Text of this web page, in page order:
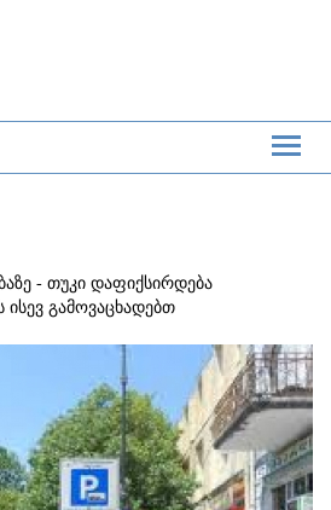
- თუკი დაფიქსირდება
ისევ გამოვაცხადებთ